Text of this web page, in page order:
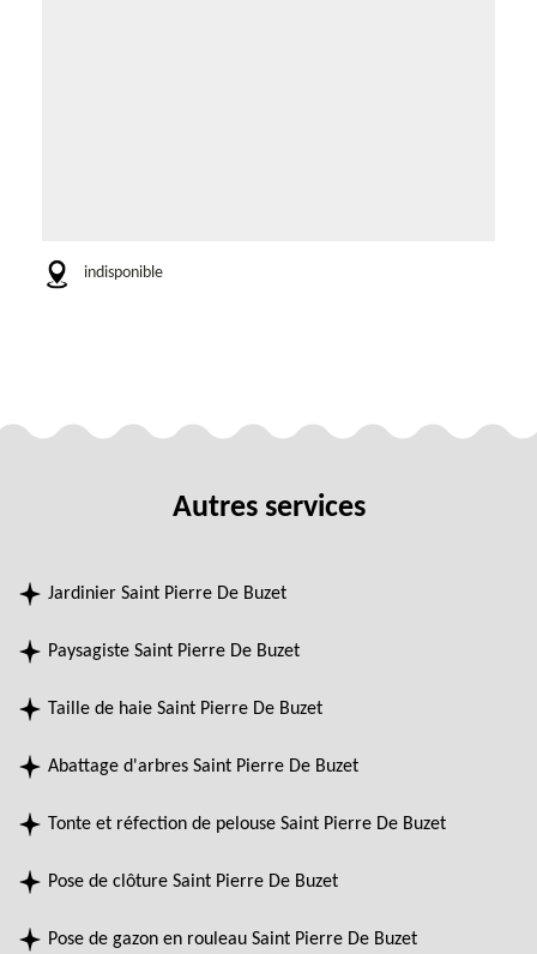
indisponible
Autres services
Jardinier Saint Pierre De Buzet
Paysagiste Saint Pierre De Buzet
Taille de haie Saint Pierre De Buzet
Abattage d'arbres Saint Pierre De Buzet
Tonte et réfection de pelouse Saint Pierre De Buzet
Pose de clôture Saint Pierre De Buzet
Pose de gazon en rouleau Saint Pierre De Buzet